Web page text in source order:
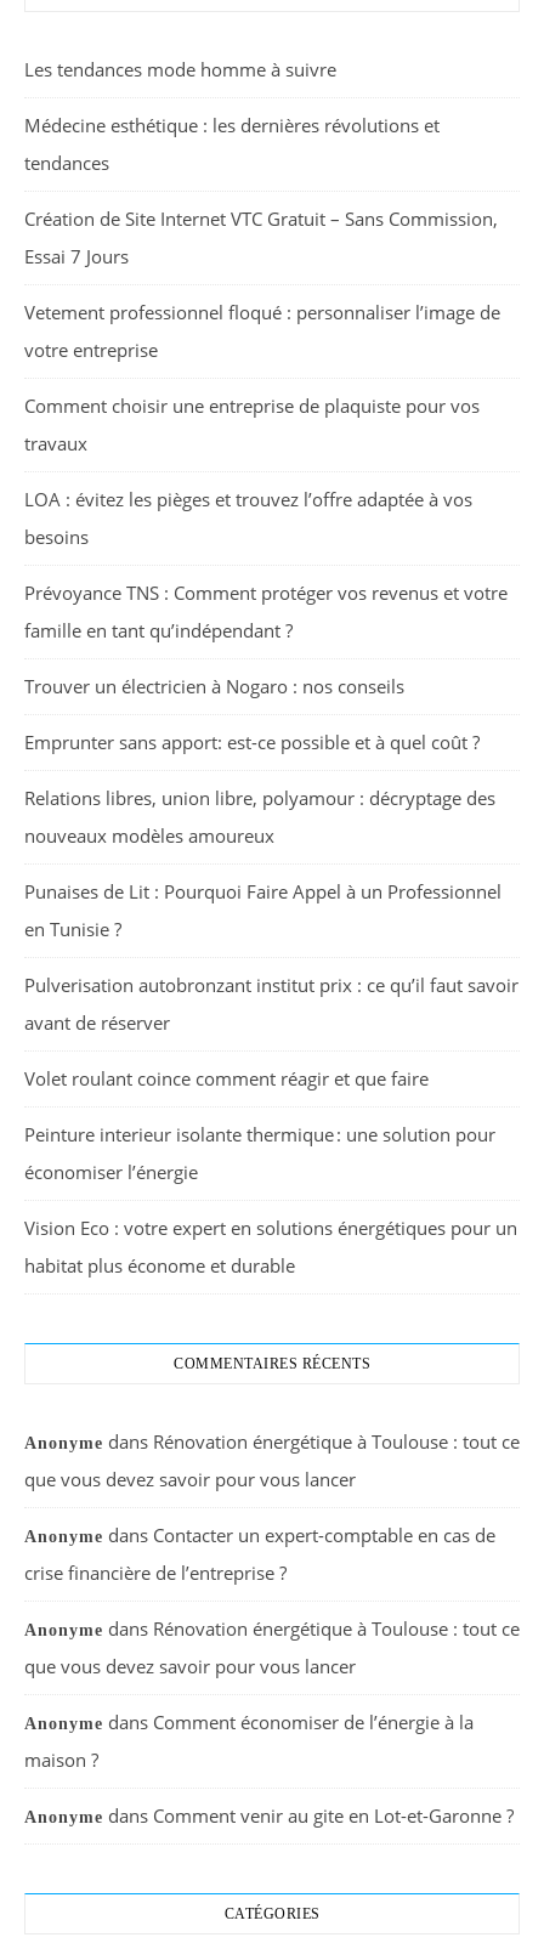
Les tendances mode homme à suivre
Médecine esthétique : les dernières révolutions et
tendances
Création de Site Internet VTC Gratuit – Sans Commission,
Essai 7 Jours
Vetement professionnel floqué : personnaliser l’image de
votre entreprise
Comment choisir une entreprise de plaquiste pour vos
travaux
LOA : évitez les pièges et trouvez l’offre adaptée à vos
besoins
Prévoyance TNS : Comment protéger vos revenus et votre
famille en tant qu’indépendant ?
Trouver un électricien à Nogaro : nos conseils
Emprunter sans apport: est-ce possible et à quel coût ?
Relations libres, union libre, polyamour : décryptage des
nouveaux modèles amoureux
Punaises de Lit : Pourquoi Faire Appel à un Professionnel
en Tunisie ?
Pulverisation autobronzant institut prix : ce qu’il faut savoir
avant de réserver
Volet roulant coince comment réagir et que faire
Peinture interieur isolante thermique : une solution pour
économiser l’énergie
Vision Eco : votre expert en solutions énergétiques pour un
habitat plus économe et durable
COMMENTAIRES RÉCENTS
Anonyme dans Rénovation énergétique à Toulouse : tout ce
que vous devez savoir pour vous lancer
Anonyme dans Contacter un expert-comptable en cas de
crise financière de l’entreprise ?
Anonyme dans Rénovation énergétique à Toulouse : tout ce
que vous devez savoir pour vous lancer
Anonyme dans Comment économiser de l’énergie à la
maison ?
Anonyme dans Comment venir au gite en Lot-et-Garonne ?
CATÉGORIES